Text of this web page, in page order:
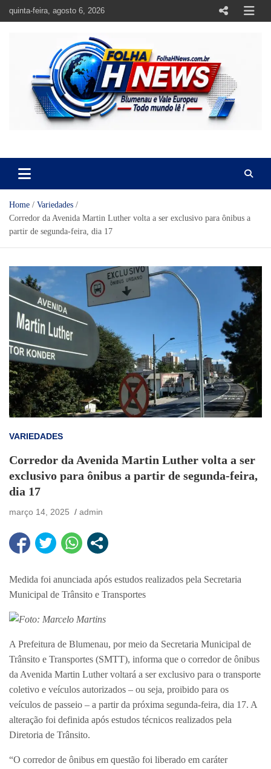
quinta-feira, agosto 6, 2026
Home
Variedades
Corredor da Avenida Martin Luther volta a ser exclusivo para ônibus a
partir de segunda-feira, dia 17
VARIEDADES
Corredor da Avenida Martin Luther volta a ser
exclusivo para ônibus a partir de segunda-feira,
dia 17
março 14, 2025 admin
Medida foi anunciada após estudos realizados pela Secretaria
Municipal de Trânsito e Transportes
Foto: Marcelo Martins
A Prefeitura de Blumenau, por meio da Secretaria Municipal de
Trânsito e Transportes (SMTT), informa que o corredor de ônibus
da Avenida Martin Luther voltará a ser exclusivo para o transporte
coletivo e veículos autorizados – ou seja, proibido para os
veículos de passeio – a partir da próxima segunda-feira, dia 17. A
alteração foi definida após estudos técnicos realizados pela
Diretoria de Trânsito.
“O corredor de ônibus em questão foi liberado em caráter